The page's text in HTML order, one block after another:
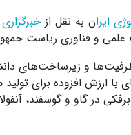
ایران به نقل از
علمی و فناوری ریاست
و زیرساخت‌های
ارزش افزوده برای
گاو و گوسفند،